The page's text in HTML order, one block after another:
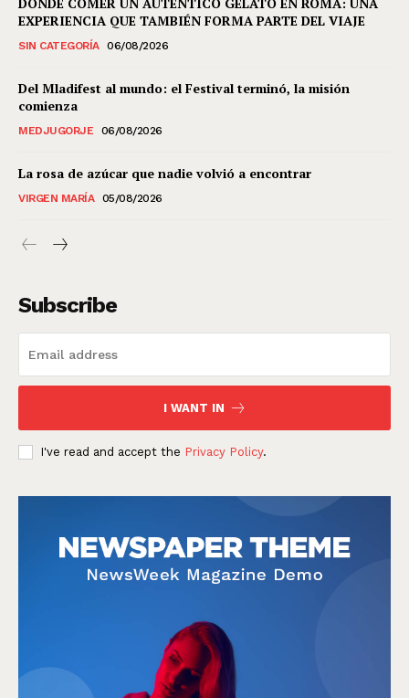
EXPERIENCIA QUE TAMBIÉN FORMA PARTE DEL VIAJE
SIN CATEGORÍA 06/08/2026
Del Mladifest al mundo: el Festival terminó, la misión
comienza
MEDJUGORJE 06/08/2026
La rosa de azúcar que nadie volvió a encontrar
VIRGEN MARÍA 05/08/2026
Subscribe
I WANT IN
I've read and accept the Privacy Policy.